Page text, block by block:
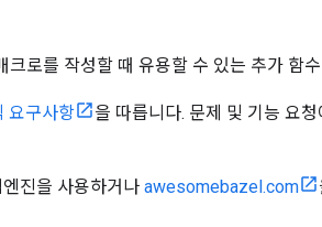
크로를 작성할 때 유용할 수 있는 추가 함
요구사항
을 따릅니다. 문제 및 기능 요
진을 사용하거나 awesomebazel.com